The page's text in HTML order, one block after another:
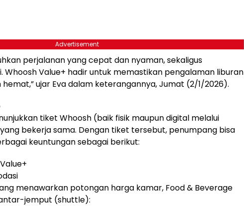
Advertisement
perjalanan yang cepat dan nyaman, sekaligus
Whoosh Value+ hadir untuk memastikan pengalaman liburan
ujar Eva dalam keterangannya, Jumat (2/1/2026).
tiket Whoosh (baik fisik maupun digital melalui
bekerja sama. Dengan tiket tersebut, penumpang bisa
keuntungan sebagai berikut:
menawarkan potongan harga kamar, Food & Beverage
jemput (shuttle):